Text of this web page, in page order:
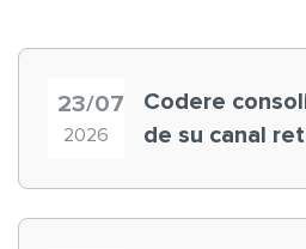
23/07
2026
Codere
de su canal